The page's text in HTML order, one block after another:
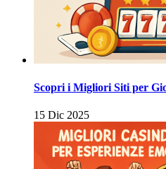
Scopri i Migliori Siti per
15 Dic 2025